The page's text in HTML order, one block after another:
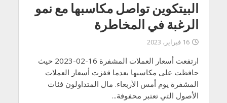
البيتكوين تواصل مكاسبها مع نمو
الرغبة في المخاطرة
16 فبراير، 2023
ارتفعت أسعار العملات المشفرة 16-02-2023 حيث
حافظت على مكاسبها بعدما قفزت أسعار العملات
المشفرة يوم أمس الأربعاء. مال المتداولون فئات
الأصول التي تعتبر محفوفة...